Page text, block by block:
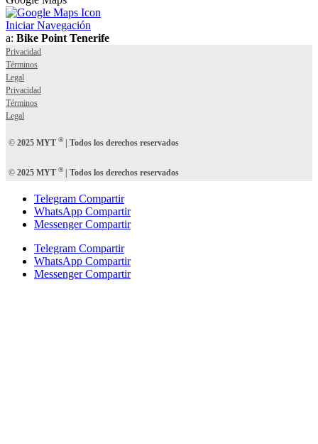
Iniciar Navegación
a: Bike Point Tenerife
Privacidad
Términos
Legal
Privacidad
Términos
Legal
© 2025 MYT ®| Todos los derechos reservados
© 2025 MYT ®| Todos los derechos reservados
Telegram Compartir
WhatsApp Compartir
Messenger Compartir
Telegram Compartir
WhatsApp Compartir
Messenger Compartir